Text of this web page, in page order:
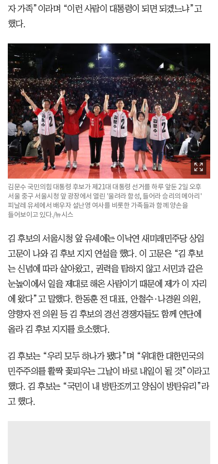
자 가족”이라며 “이런 사람이 대통령이 되면 되겠느냐”고
했다.
김문수 국민의힘 대통령 후보가 제21대 대통령 선거를 하루 앞둔 2일 오후
서울 중구 서울시청 앞 광장에서 열린 '울려라 함성, 들어라 승리의 메아리'
피날레 유세에서 배우자 설난영 여사를 비롯한 가족들과 함께 양손을
들어보이고 있다./뉴시스
김 후보의 서울시청 앞 유세에는 이낙연 새미래민주당 상임
고문이 나와 김 후보 지지 연설을 했다. 이 고문은 “김 후보
는 신념에 따라 살아왔고, 권력을 탐하지 않고 서민과 같은
눈높이에서 일을 제대로 해온 사람이기 때문에 제가 이 자리
에 왔다”고 말했다. 한동훈 전 대표, 안철수·나경원 의원,
양향자 전 의원 등 김 후보의 경선 경쟁자들도 함께 연단에
올라 김 후보 지지를 호소했다.
김 후보는 “우리 모두 하나가 됐다”며 “위대한 대한민국의
민주주의를 활짝 꽃피우는 그날이 바로 내일이 될 것”이라고
했다. 김 후보는 “국민이 내 방탄조끼고 양심이 방탄유리”라
고 했다.